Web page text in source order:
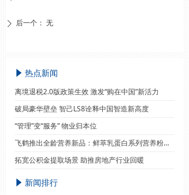
ꄲ 后一个： 无
념 热点新闻
념 新闻排行
离境退税2.0版政策生效 激发“购在中国”新活力
破局豪华壁垒 智己LS8诠释中国智造新高度
“管理”变“服务” 物业归本位
飞鹤推出全龄营养新品：鲜萃乳蛋白系列营养粉全渠道同步上市
拓宽公积金提取场景 助推房地产行业回暖